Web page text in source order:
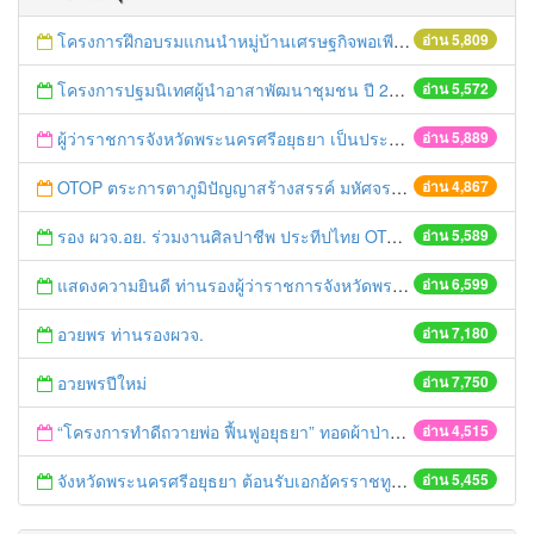
อ่าน 5,809
โครงการฝึกอบรมแกนนำหมู่บ้านเศรษฐกิจพอเพียงต้นแบบ
อ่าน 5,572
โครงการปฐมนิเทศผู้นำอาสาพัฒนาชุมชน ปี 2558
อ่าน 5,889
ผู้ว่าราชการจังหวัดพระนครศรีอยุธยา เป็นประธานเปิดโครงการเพิ่มประสิทธิภาพแนวทางการดำเนินยุทธศาสตร์ฯ ปี 2558
อ่าน 4,867
OTOP ตระการตาภูมิปัญญาสร้างสรรค์ มหัศจรรย์สินค้า “กลุ่มจังหวัดภาคกลางตอนบน 1”
อ่าน 5,589
รอง ผวจ.อย. ร่วมงานศิลปาชีพ ประทีปไทย OTOP ก้าวไกลด้วยพระบารมี
อ่าน 6,599
แสดงความยินดี ท่านรองผู้ว่าราชการจังหวัดพระนครศรีอยุธยาคนใหม่
อ่าน 7,180
อวยพร ท่านรองผวจ.
อ่าน 7,750
อวยพรปีใหม่
อ่าน 4,515
“โครงการทำดีถวายพ่อ ฟื้นฟูอยุธยา” ทอดผ้าป่ามหากุศลหาทุนช่วยเหลือวัด และชุมชนที่ประสบอุทกภัย
อ่าน 5,455
จังหวัดพระนครศรีอยุธยา ต้อนรับเอกอัครราชทูตเดนมาร์ก